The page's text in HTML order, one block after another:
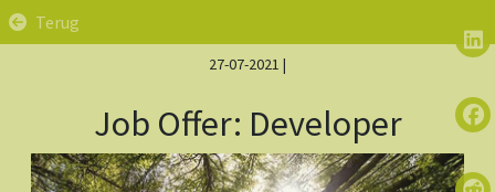
Terug
27-07-2021 |
Job Offer: Developer